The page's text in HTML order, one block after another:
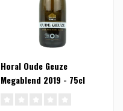
Horal Oude Geuze
Megablend 2019 - 75cl